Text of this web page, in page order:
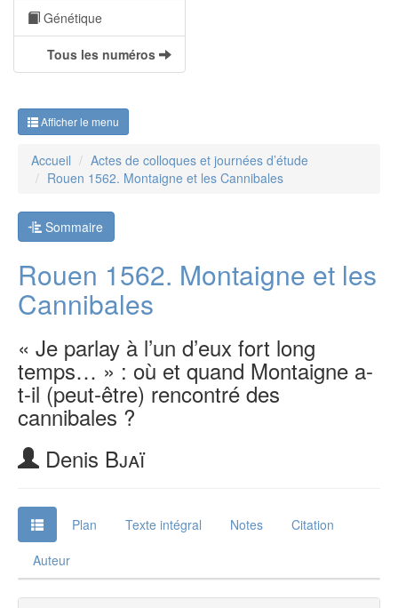
Génétique
Tous les numéros
Afficher le menu
Accueil
Actes de colloques et journées d’étude
Rouen 1562. Montaigne et les Cannibales
Sommaire
Rouen 1562. Montaigne et les
Cannibales
« Je parlay à l’un d’eux fort long
temps… » : où et quand Montaigne a-
t-il (peut-être) rencontré des
cannibales ?
Denis Bjaï
Plan Texte intégral Notes
Citation
Auteur